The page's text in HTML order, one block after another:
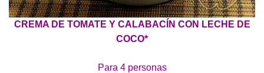
CREMA DE TOMATE Y CALABACÍN CON LECHE DE
COCO*
Para 4 personas